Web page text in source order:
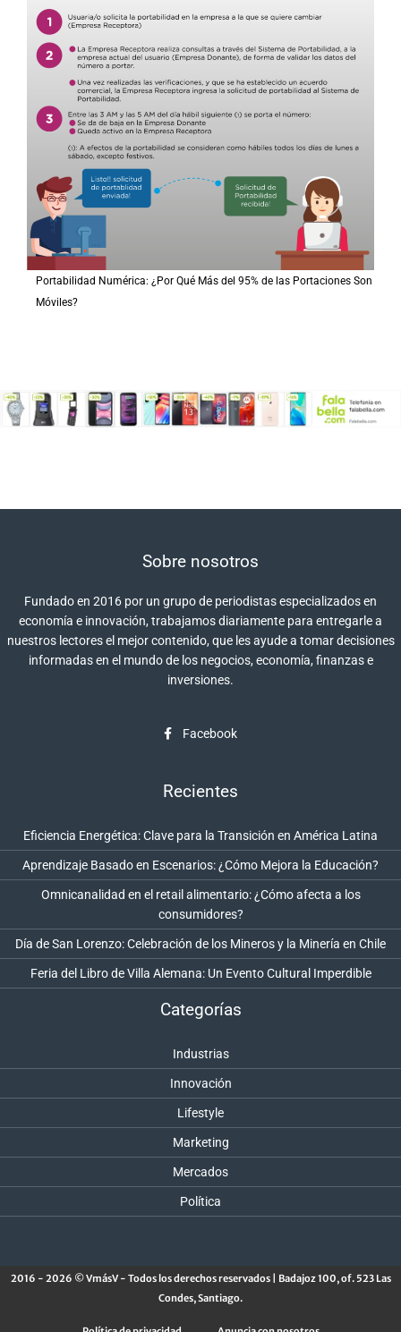
Portabilidad Numérica: ¿Por Qué Más del 95% de las Portaciones Son
Móviles?
Sobre nosotros
Fundado en 2016 por un grupo de periodistas especializados en
economía e innovación, trabajamos diariamente para entregarle a
nuestros lectores el mejor contenido, que les ayude a tomar decisiones
informadas en el mundo de los negocios, economía, finanzas e
inversiones.
Facebook
Recientes
Eficiencia Energética: Clave para la Transición en América Latina
Aprendizaje Basado en Escenarios: ¿Cómo Mejora la Educación?
Omnicanalidad en el retail alimentario: ¿Cómo afecta a los
consumidores?
Día de San Lorenzo: Celebración de los Mineros y la Minería en Chile
Feria del Libro de Villa Alemana: Un Evento Cultural Imperdible
Categorías
Industrias
Innovación
Lifestyle
Marketing
Mercados
Política
2016 - 2026 © VmásV - Todos los derechos reservados | Badajoz 100, of. 523 Las
Condes, Santiago.